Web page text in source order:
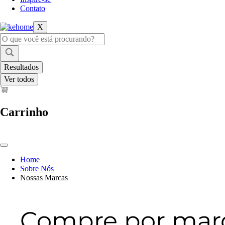
Contato
X
Pesquisar
...
Resultados
Ver todos
Carrinho
Home
Sobre Nós
Nossas Marcas